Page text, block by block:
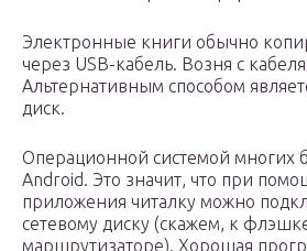
Электронные книги обычно
через USB-кабель. Возня с
Альтернативным способом
диск.
Операционной системой многих
Android. Это значит, что при
приложения читалку можно
сетевому диску (скажем, к
маршрутизаторе). Хорошая